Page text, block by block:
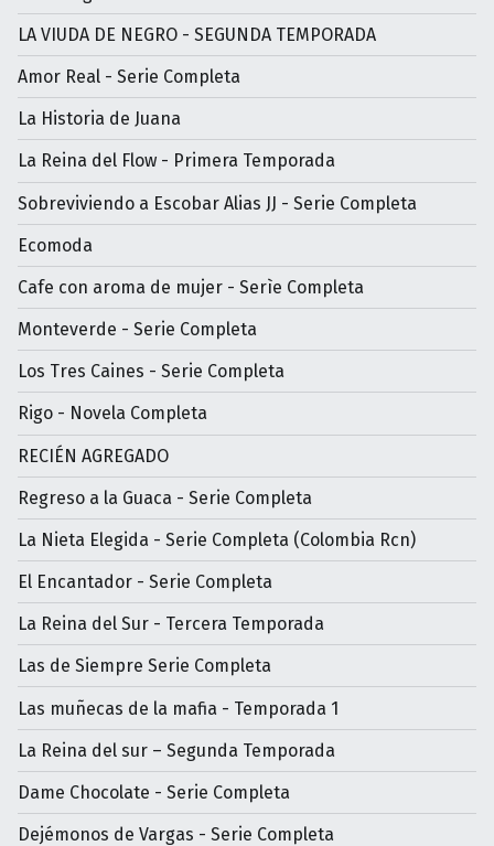
LA VIUDA DE NEGRO - SEGUNDA TEMPORADA
Amor Real - Serie Completa
La Historia de Juana
La Reina del Flow - Primera Temporada
Sobreviviendo a Escobar Alias JJ - Serie Completa
Ecomoda
Cafe con aroma de mujer - Serìe Completa
Monteverde - Serie Completa
Los Tres Caines - Serie Completa
Rigo - Novela Completa
RECIÉN AGREGADO
Regreso a la Guaca - Serie Completa
La Nieta Elegida - Serie Completa (Colombia Rcn)
El Encantador - Serie Completa
La Reina del Sur - Tercera Temporada
Las de Siempre Serie Completa
Las muñecas de la mafia - Temporada 1
La Reina del sur – Segunda Temporada
Dame Chocolate - Serie Completa
Dejémonos de Vargas - Serie Completa